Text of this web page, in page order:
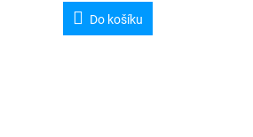
Do košíku